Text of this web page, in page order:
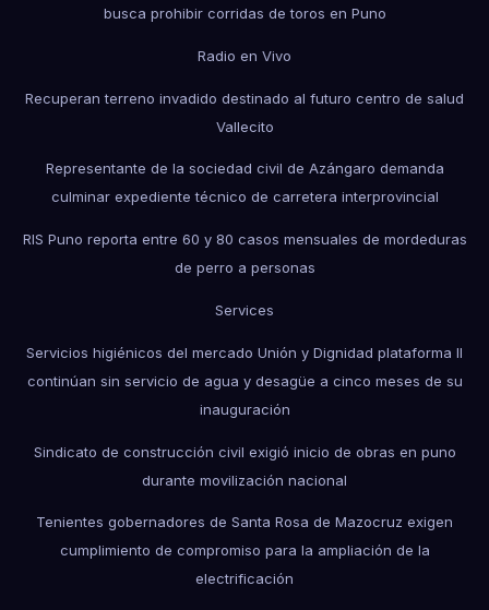
busca prohibir corridas de toros en Puno
Radio en Vivo
Recuperan terreno invadido destinado al futuro centro de salud
Vallecito
Representante de la sociedad civil de Azángaro demanda
culminar expediente técnico de carretera interprovincial
RIS Puno reporta entre 60 y 80 casos mensuales de mordeduras
de perro a personas
Services
Servicios higiénicos del mercado Unión y Dignidad plataforma II
continúan sin servicio de agua y desagüe a cinco meses de su
inauguración
Sindicato de construcción civil exigió inicio de obras en puno
durante movilización nacional
Tenientes gobernadores de Santa Rosa de Mazocruz exigen
cumplimiento de compromiso para la ampliación de la
electrificación